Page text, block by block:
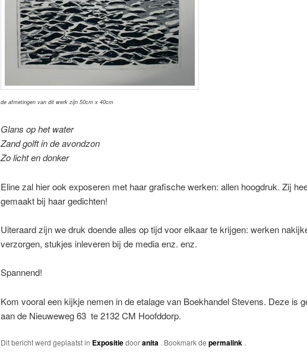
de afmetingen van dit werk zijn 50cm x 40cm
Glans op het water
Zand golft in de avondzon
Zo licht en donker
Eline zal hier ook exposeren met haar grafische werken: allen hoogdruk. Zij
gemaakt bij haar gedichten!
Uiteraard zijn we druk doende alles op tijd voor elkaar te krijgen: werken
verzorgen, stukjes inleveren bij de media enz. enz.
Spannend!
Kom vooral een kijkje nemen in de etalage van Boekhandel Stevens. Deze is
aan de Nieuweweg 63 te 2132 CM Hoofddorp.
Dit bericht werd geplaatst in Expositiedooranita . Bookmark de permalink .